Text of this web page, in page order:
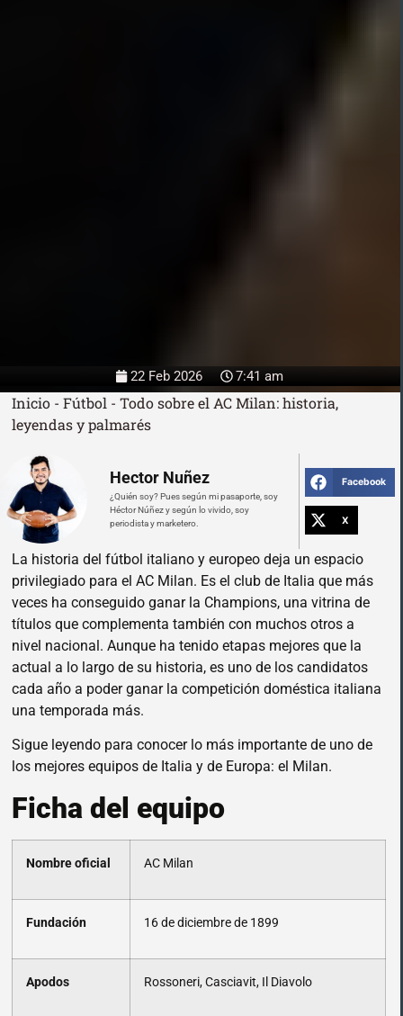
22 Feb 2026 7:41 am
Inicio - Fútbol - Todo sobre el AC Milan: historia,
leyendas y palmarés
Hector Nuñez
¿Quién soy? Pues según mi pasaporte, soy
Héctor Núñez y según lo vivido, soy
periodista y marketero.
Facebook
X
La historia del fútbol italiano y europeo deja un espacio
privilegiado para el AC Milan. Es el club de Italia que más
veces ha conseguido ganar la Champions, una vitrina de
títulos que complementa también con muchos otros a
nivel nacional. Aunque ha tenido etapas mejores que la
actual a lo largo de su historia, es uno de los candidatos
cada año a poder ganar la competición doméstica italiana
una temporada más.
Sigue leyendo para conocer lo más importante de uno de
los mejores equipos de Italia y de Europa: el Milan.
Ficha del equipo
Nombre oficial AC Milan
Fundación 16 de diciembre de 1899
Apodos Rossoneri, Casciavit, Il Diavolo